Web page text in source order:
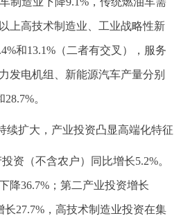
上高技术制造业、工业战略性新
和13.1%（二者有交叉），服务
发电机组、新能源汽车产量分别
。
续扩大，产业投资凸显高端化特征
资（不含农户）同比增长5.2%。
降36.7%；第二产业投资增长
长27.7%，高技术制造业投资在集